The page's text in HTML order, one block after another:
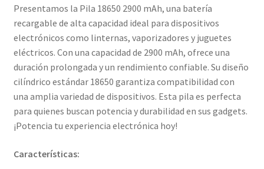
Presentamos la Pila 18650 2900 mAh, una batería
recargable de alta capacidad ideal para dispositivos
electrónicos como linternas, vaporizadores y juguetes
eléctricos. Con una capacidad de 2900 mAh, ofrece una
duración prolongada y un rendimiento confiable. Su diseño
cilíndrico estándar 18650 garantiza compatibilidad con
una amplia variedad de dispositivos. Esta pila es perfecta
para quienes buscan potencia y durabilidad en sus gadgets.
¡Potencia tu experiencia electrónica hoy!
Características: